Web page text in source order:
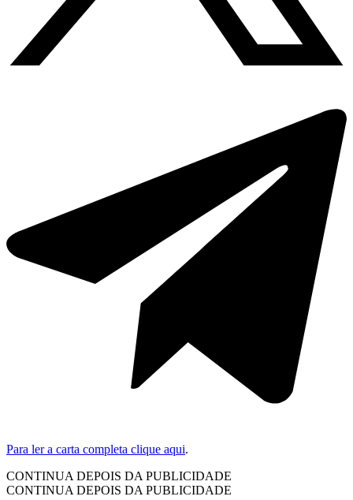
Para ler a carta completa clique aqui.
CONTINUA DEPOIS DA PUBLICIDADE
CONTINUA DEPOIS DA PUBLICIDADE